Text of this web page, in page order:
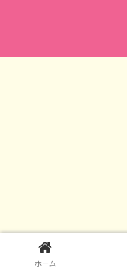
ホーム